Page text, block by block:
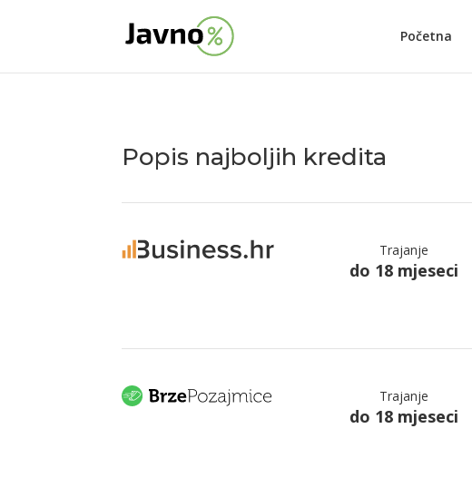
Početna
Popis najboljih kredita
Trajanje
do 18 mjeseci
Trajanje
do 18 mjeseci